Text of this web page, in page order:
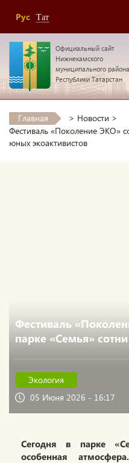
Рус Тат
Официальный сайт
Нижнекамского
муниципального района
Республики Татарстан
Главная > Новости >
Фестиваль «Поколение ЭКО»
юных экоактивистов
Фестиваль
парке «Семья»
Экология
05 Июня 2026 - 16:17
Сегодня в парке
особенная